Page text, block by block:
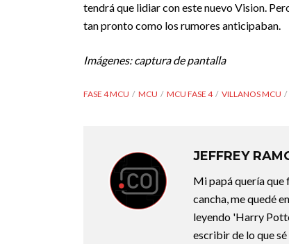
tendrá que lidiar con este nuevo Vision.
tan pronto como los rumores anticipaban.
Imágenes: captura de pantalla
FASE 4 MCU MCU MCU FASE 4 VILLANOS MCU
JEFFREY
Mi papá quería que
cancha, me quedé
leyendo 'Harry
escribir de lo que